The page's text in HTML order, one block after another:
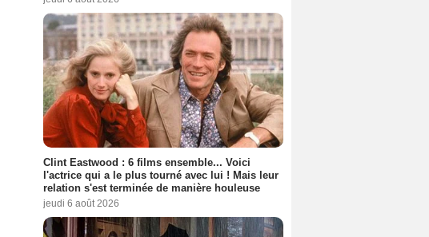
Clint Eastwood : 6 films ensemble... Voici
l'actrice qui a le plus tourné avec lui ! Mais leur
relation s'est terminée de manière houleuse
jeudi 6 août 2026